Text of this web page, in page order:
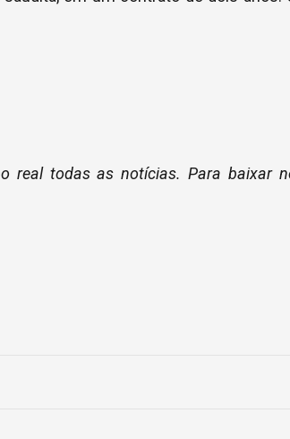
real todas as notícias. Para baixar